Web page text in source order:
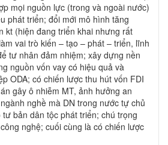
mọi nguồn lực (trong và ngoài nước)
phát triển; đổi mới mô hình tăng
kt (hiện đang triển khai nhưng rất
vai trò kiến – tạo – phát – triển, lĩnh
tư nhân đảm nhiệm; xây dựng nền
nguồn vốn vay có hiệu quả và
ODA; có chiến lược thu hút vốn FDI
gây ô nhiễm MT, ảnh hưởng an
nghề mà DN trong nước tự chủ
bản dân tộc phát triển; chú trọng
nghệ; cuối cùng là có chiến lược